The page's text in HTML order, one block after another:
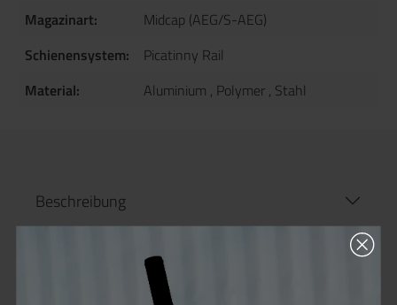
Magazinart:
Midcap (AEG/S-AEG)
Schienensystem:
Picatinny Rail
Material:
Aluminium , Polymer , Stahl
Beschreibung
Produktinformationen "Phylax PP6-1
Karabiner HPA - ab 18 Jahren"